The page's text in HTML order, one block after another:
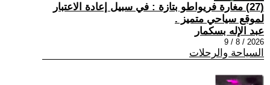
(27) مغارة فريواطو بتازة : في سبيل إعادة الاعتبار
لموقع سياحي متميز .
عبد الإله بسكمار
2026 / 8 / 9
السياحة والرحلات